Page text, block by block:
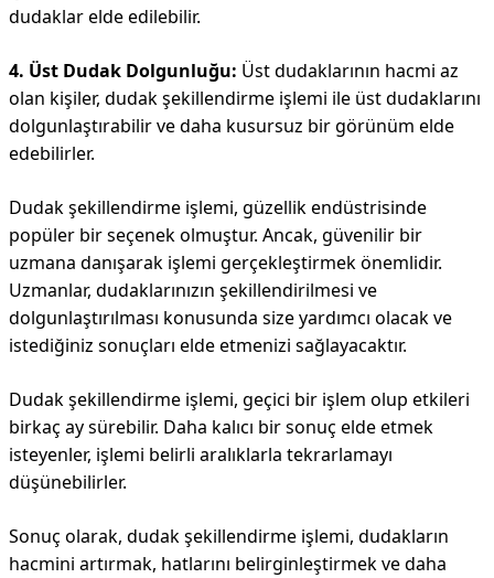
dudaklar elde edilebilir.
4. Üst Dudak Dolgunluğu: Üst dudaklarının hacmi az
olan kişiler, dudak şekillendirme işlemi ile üst dudaklarını
dolgunlaştırabilir ve daha kusursuz bir görünüm elde
edebilirler.
Dudak şekillendirme işlemi, güzellik endüstrisinde
popüler bir seçenek olmuştur. Ancak, güvenilir bir
uzmana danışarak işlemi gerçekleştirmek önemlidir.
Uzmanlar, dudaklarınızın şekillendirilmesi ve
dolgunlaştırılması konusunda size yardımcı olacak ve
istediğiniz sonuçları elde etmenizi sağlayacaktır.
Dudak şekillendirme işlemi, geçici bir işlem olup etkileri
birkaç ay sürebilir. Daha kalıcı bir sonuç elde etmek
isteyenler, işlemi belirli aralıklarla tekrarlamayı
düşünebilirler.
Sonuç olarak, dudak şekillendirme işlemi, dudakların
hacmini artırmak, hatlarını belirginleştirmek ve daha